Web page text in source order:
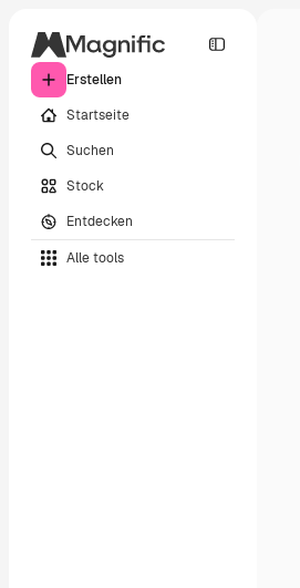
Erstellen
Startseite
Suchen
Stock
Entdecken
Alle tools